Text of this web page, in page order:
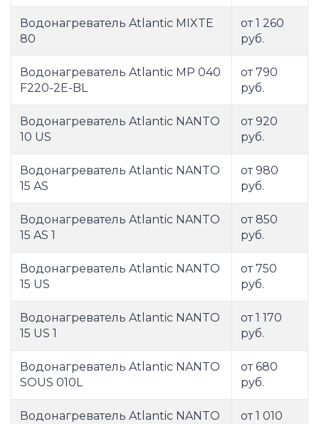
Водонагреватель Atlantic MIXTE
80
от 1 260
руб.
Водонагреватель Atlantic MP 040
F220-2E-BL
от 790
руб.
Водонагреватель Atlantic NANTO
10 US
от 920
руб.
Водонагреватель Atlantic NANTO
15 AS
от 980
руб.
Водонагреватель Atlantic NANTO
15 AS 1
от 850
руб.
Водонагреватель Atlantic NANTO
15 US
от 750
руб.
Водонагреватель Atlantic NANTO
15 US 1
от 1 170
руб.
Водонагреватель Atlantic NANTO
SOUS 010L
от 680
руб.
Водонагреватель Atlantic NANTO
от 1 010